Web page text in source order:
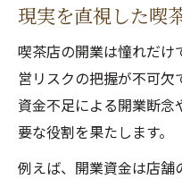
現実を直視した喫
喫茶店の開業は憧れだけ
営リスクの把握が不可欠
資金不足による開業断
要な役割を果たします。
例えば、開業資金は店舗